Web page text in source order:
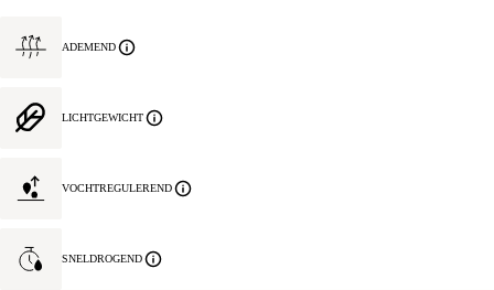
ADEMEND
LICHTGEWICHT
VOCHTREGULEREND
SNELDROGEND